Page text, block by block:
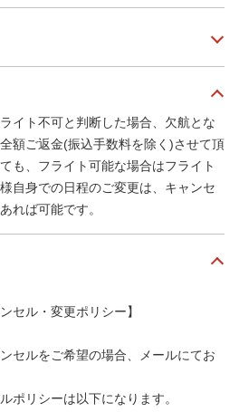
イト不可と判断した場合、欠航とな
額ご返金(振込手数料を除く)させて頂
も、フライト可能な場合はフライト
自身での日程のご変更は、キャンセ
れば可能です。
セル・変更ポリシー】
セルをご希望の場合、メールにてお
ポリシーは以下になります。